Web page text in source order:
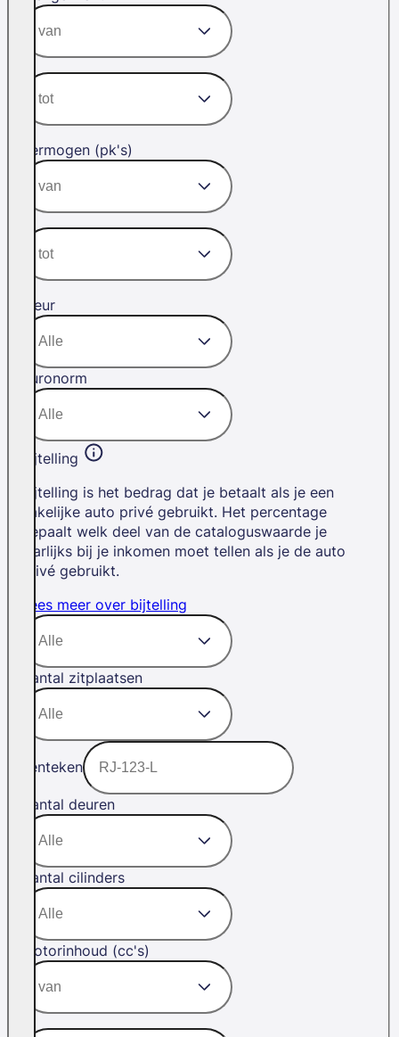
Vermogen (pk's)
Kleur
Euronorm
Bijtelling
Bijtelling is het bedrag dat je betaalt als je een
zakelijke auto privé gebruikt. Het percentage
bepaalt welk deel van de cataloguswaarde je
jaarlijks bij je inkomen moet tellen als je de auto
privé gebruikt.
Lees meer over bijtelling
Aantal zitplaatsen
Kenteken
Aantal deuren
Aantal cilinders
Motorinhoud (cc's)